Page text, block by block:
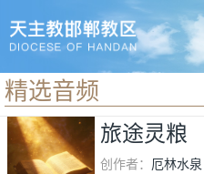
精选音频
首页
精选音频
旅途灵粮
创作者： 厄林水泉